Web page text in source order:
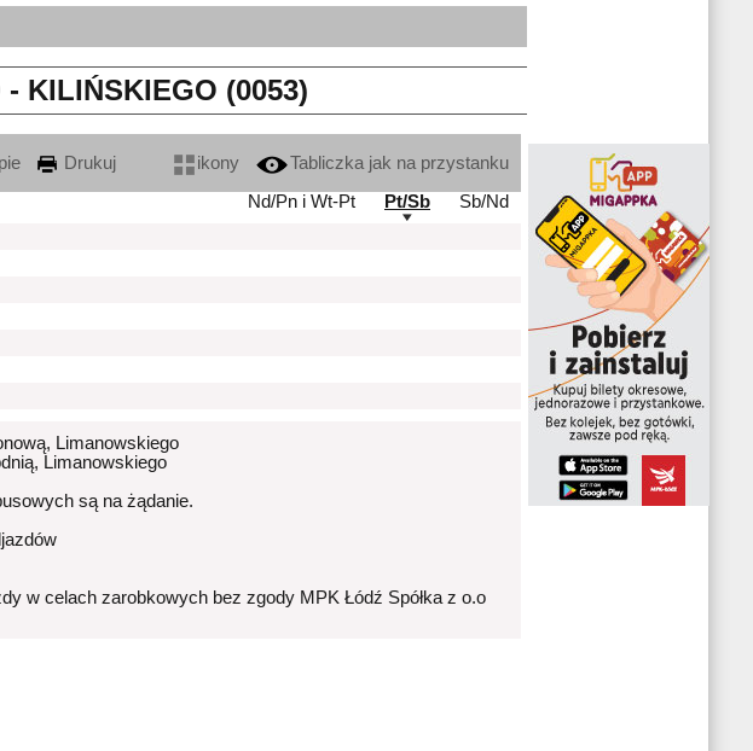
KILIŃSKIEGO (0053)
Drukuj ikony
Tabliczka jak na przystanku
Nd/Pn i Wt-Pt
Pt/Sb
Sb/Nd
Limanowskiego
Limanowskiego
są na żądanie.
w celach zarobkowych bez zgody MPK Łódź Spółka z o.o